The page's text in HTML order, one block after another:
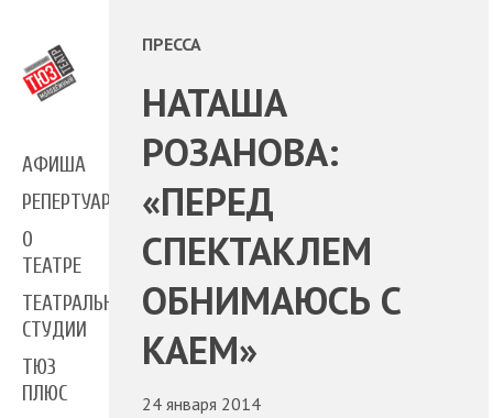
АФИША
РЕПЕРТУАР
О
ТЕАТРЕ
ТЕАТРАЛЬНЫЕ
СТУДИИ
ТЮЗ
ПЛЮС
ПРЕССА
НАТАША
РОЗАНОВА:
«ПЕРЕД
СПЕКТАКЛЕМ
ОБНИМАЮСЬ С
КАЕМ»
24 января 2014